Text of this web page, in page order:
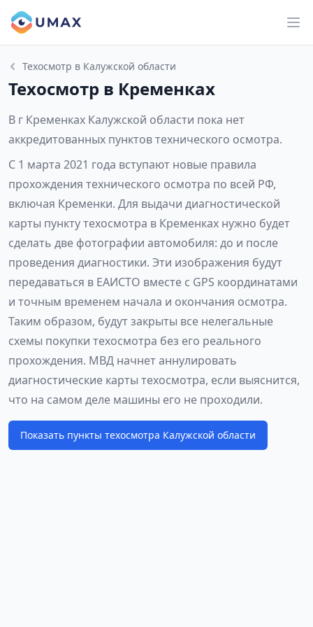
Техосмотр в Калужской области
Техосмотр в Кременках
В г Кременках Калужской области пока нет
аккредитованных пунктов технического осмотра.
С 1 марта 2021 года вступают новые правила
прохождения технического осмотра по всей РФ,
включая Кременки. Для выдачи диагностической
карты пункту техосмотра в Кременках нужно будет
сделать две фотографии автомобиля: до и после
проведения диагностики. Эти изображения будут
передаваться в ЕАИСТО вместе с GPS координатами
и точным временем начала и окончания осмотра.
Таким образом, будут закрыты все нелегальные
схемы покупки техосмотра без его реального
прохождения. МВД начнет аннулировать
диагностические карты техосмотра, если выяснится,
что на самом деле машины его не проходили.
Показать пункты техосмотра Калужской области